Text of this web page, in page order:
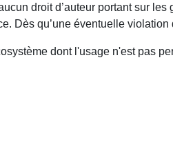
droit d’auteur portant sur
Dès qu’une éventuelle
dont l'usage n'est pas